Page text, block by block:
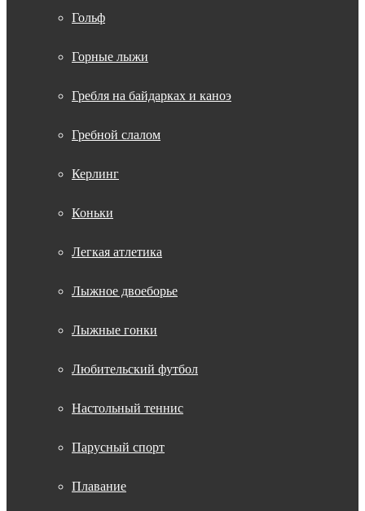
Гольф
Горные лыжи
Гребля на байдарках и каноэ
Гребной слалом
Керлинг
Коньки
Легкая атлетика
Лыжное двоеборье
Лыжные гонки
Любительский футбол
Настольный теннис
Парусный спорт
Плавание